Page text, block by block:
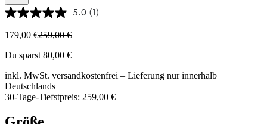
5.0 (1)
179,00 €259,00 €
Du sparst 80,00 €
inkl. MwSt. versandkostenfrei – Lieferung nur innerhalb
Deutschlands
30-Tage-Tiefstpreis: 259,00 €